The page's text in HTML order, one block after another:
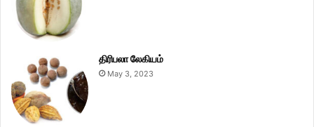
திரிபலா லேகியம்
May 3, 2023